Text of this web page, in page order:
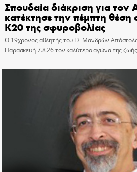
Σπουδαία διάκριση για τον
κατέκτησε την πέμπτη
Κ20 της σφυροβολίας
Ο 19χρονος αθλητής του ΓΣ Μανδρών
Παρασκευή 7.8.26 τον καλύτερο αγώνα της